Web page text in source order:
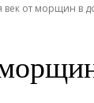
век от морщин в